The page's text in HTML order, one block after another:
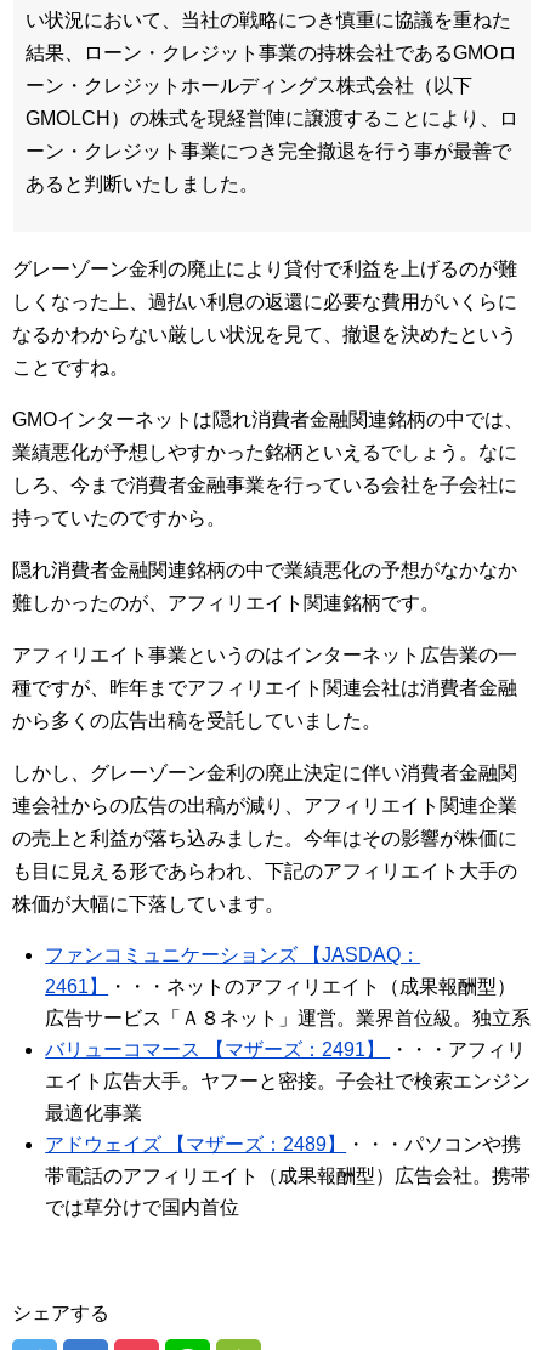
い状況において、当社の戦略につき慎重に協議を重ねた
結果、ローン・クレジット事業の持株会社であるGMOロ
ーン・クレジットホールディングス株式会社（以下
GMOLCH）の株式を現経営陣に譲渡することにより、ロ
ーン・クレジット事業につき完全撤退を行う事が最善で
あると判断いたしました。
グレーゾーン金利の廃止により貸付で利益を上げるのが難
しくなった上、過払い利息の返還に必要な費用がいくらに
なるかわからない厳しい状況を見て、撤退を決めたという
ことですね。
GMOインターネットは隠れ消費者金融関連銘柄の中では、
業績悪化が予想しやすかった銘柄といえるでしょう。なに
しろ、今まで消費者金融事業を行っている会社を子会社に
持っていたのですから。
隠れ消費者金融関連銘柄の中で業績悪化の予想がなかなか
難しかったのが、アフィリエイト関連銘柄です。
アフィリエイト事業というのはインターネット広告業の一
種ですが、昨年までアフィリエイト関連会社は消費者金融
から多くの広告出稿を受託していました。
しかし、グレーゾーン金利の廃止決定に伴い消費者金融関
連会社からの広告の出稿が減り、アフィリエイト関連企業
の売上と利益が落ち込みました。今年はその影響が株価に
も目に見える形であらわれ、下記のアフィリエイト大手の
株価が大幅に下落しています。
ファンコミュニケーションズ 【JASDAQ：
2461】
・・・ネットのアフィリエイト（成果報酬型）
広告サービス「Ａ８ネット」運営。業界首位級。独立系
バリューコマース 【マザーズ：2491】
・・・アフィリ
エイト広告大手。ヤフーと密接。子会社で検索エンジン
最適化事業
アドウェイズ 【マザーズ：2489】
・・・パソコンや携
帯電話のアフィリエイト（成果報酬型）広告会社。携帯
では草分けで国内首位
シェアする